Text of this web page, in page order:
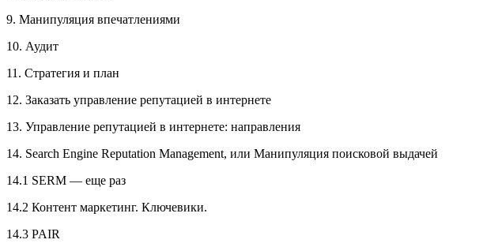
9. Манипуляция впечатлениями
10. Аудит
11. Стратегия и план
12. Заказать управление репутацией в интернете
13. Управление репутацией в интернете: направления
14. Search Engine Reputation Management, или Манипуляция поисковой выдачей
14.1 SERM — еще раз
14.2 Контент маркетинг. Ключевики.
14.3 PAIR